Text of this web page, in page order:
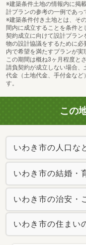
※建築条件土地の情報内に掲
計プランの参考の一例であっ
※建築条件付き土地とは、そ
間内に成立することを条件
契約成立に向けて設計プラ
物の設計協議をするために必
内で希望を満たすプランが実
この期間は概ね3ヶ月程度と
請負契約が成立しない場合
代金（土地代金、手付金など
す。
この
いわき市の人口な
いわき市の結婚・
いわき市の治安・
いわき市の住まい